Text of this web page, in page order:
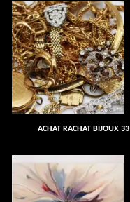
ACHAT RACHAT BIJOUX 33